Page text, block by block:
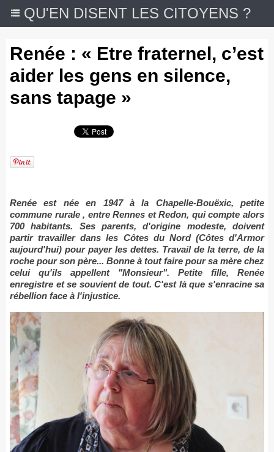
QU'EN DISENT LES CITOYENS ?
Renée : « Etre fraternel, c’est
aider les gens en silence,
sans tapage »
Renée est née en 1947 à la Chapelle-Bouëxic, petite
commune rurale , entre Rennes et Redon, qui compte alors
700 habitants. Ses parents, d'origine modeste, doivent
partir travailler dans les Côtes du Nord (Côtes d'Armor
aujourd'hui) pour payer les dettes. Travail de la terre, de la
roche pour son père... Bonne à tout faire pour sa mère chez
celui qu'ils appellent "Monsieur". Petite fille, Renée
enregistre et se souvient de tout. C'est là que s'enracine sa
rébellion face à l'injustice.